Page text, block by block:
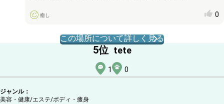
癒し 0
この場所について詳しく見る
5位 tete
1 0
ジャンル：
美容・健康/エステ/ボディ・痩身